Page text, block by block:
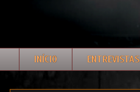
INÍCIO ENTREVISTAS